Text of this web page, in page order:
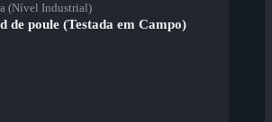
(Nível Industrial)
de poule (Testada em Campo)